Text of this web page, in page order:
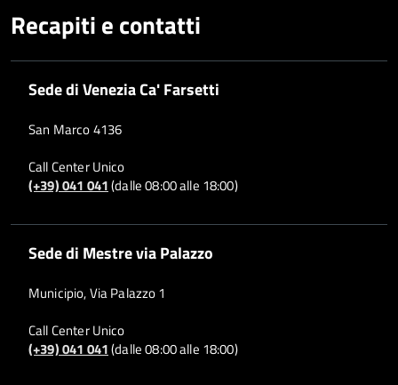
Recapiti e contatti
Sede di Venezia Ca' Farsetti
San Marco 4136
Call Center Unico
(+39) 041 041(dalle 08:00 alle 18:00)
Sede di Mestre via Palazzo
Municipio, Via Palazzo 1
Call Center Unico
(+39) 041 041(dalle 08:00 alle 18:00)